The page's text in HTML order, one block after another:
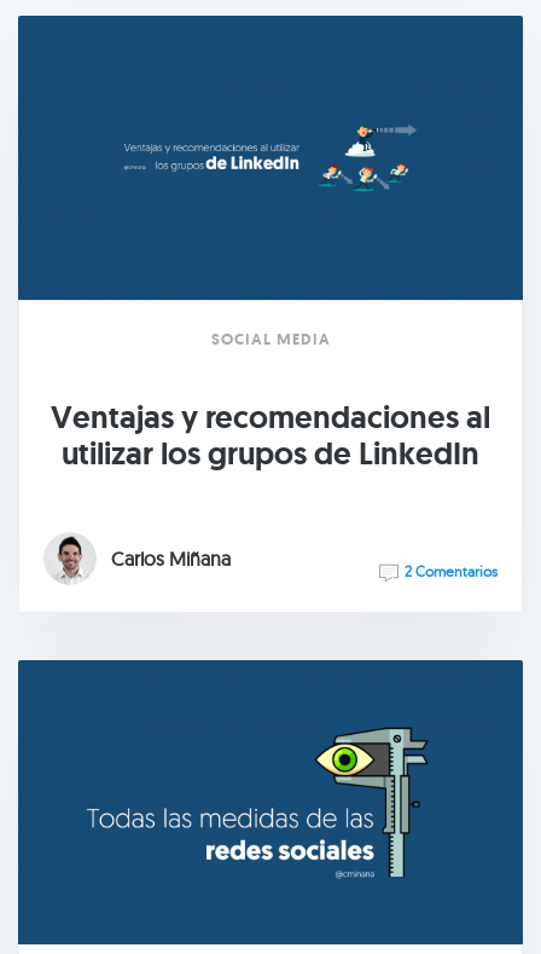
SOCIAL MEDIA
Ventajas y recomendaciones al
utilizar los grupos de LinkedIn
Carlos Miñana
2 Comentarios